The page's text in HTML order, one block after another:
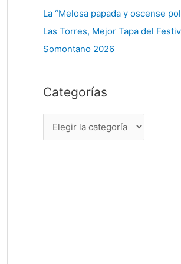
La “Melosa papada y oscense
Las Torres, Mejor Tapa del
Somontano 2026
Categorías